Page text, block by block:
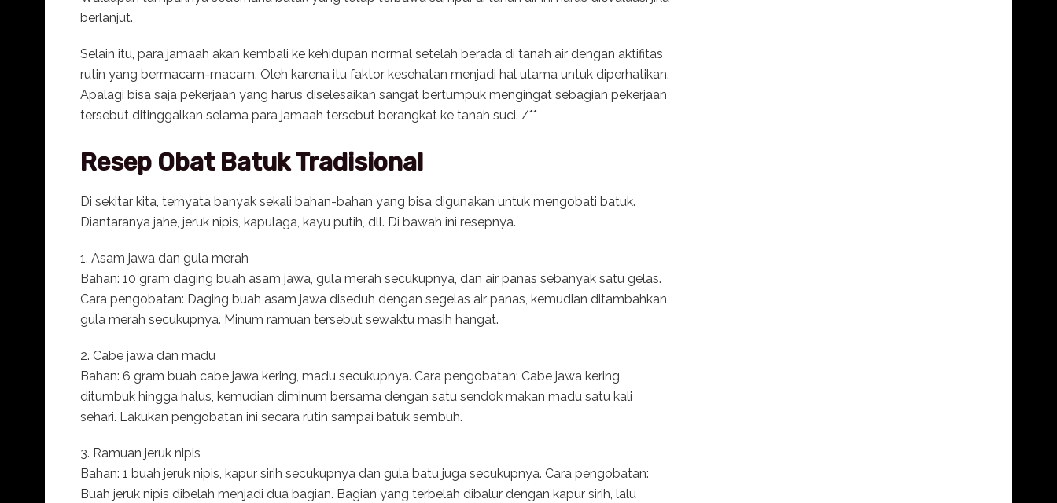
berlanjut.
Selain itu, para jamaah akan kembali ke kehidupan normal setelah berada di tanah air dengan aktifitas
rutin yang bermacam-macam. Oleh karena itu faktor kesehatan menjadi hal utama untuk diperhatikan.
Apalagi bisa saja pekerjaan yang harus diselesaikan sangat bertumpuk mengingat sebagian pekerjaan
tersebut ditinggalkan selama para jamaah tersebut berangkat ke tanah suci. /**
Resep Obat Batuk Tradisional
Di sekitar kita, ternyata banyak sekali bahan-bahan yang bisa digunakan untuk mengobati batuk.
Diantaranya jahe, jeruk nipis, kapulaga, kayu putih, dll. Di bawah ini resepnya.
1. Asam jawa dan gula merah
Bahan: 10 gram daging buah asam jawa, gula merah secukupnya, dan air panas sebanyak satu gelas.
Cara pengobatan: Daging buah asam jawa diseduh dengan segelas air panas, kemudian ditambahkan
gula merah secukupnya. Minum ramuan tersebut sewaktu masih hangat.
2. Cabe jawa dan madu
Bahan: 6 gram buah cabe jawa kering, madu secukupnya. Cara pengobatan: Cabe jawa kering
ditumbuk hingga halus, kemudian diminum bersama dengan satu sendok makan madu satu kali
sehari. Lakukan pengobatan ini secara rutin sampai batuk sembuh.
3. Ramuan jeruk nipis
Bahan: 1 buah jeruk nipis, kapur sirih secukupnya dan gula batu juga secukupnya. Cara pengobatan:
Buah jeruk nipis dibelah menjadi dua bagian. Bagian yang terbelah dibalur dengan kapur sirih, lalu